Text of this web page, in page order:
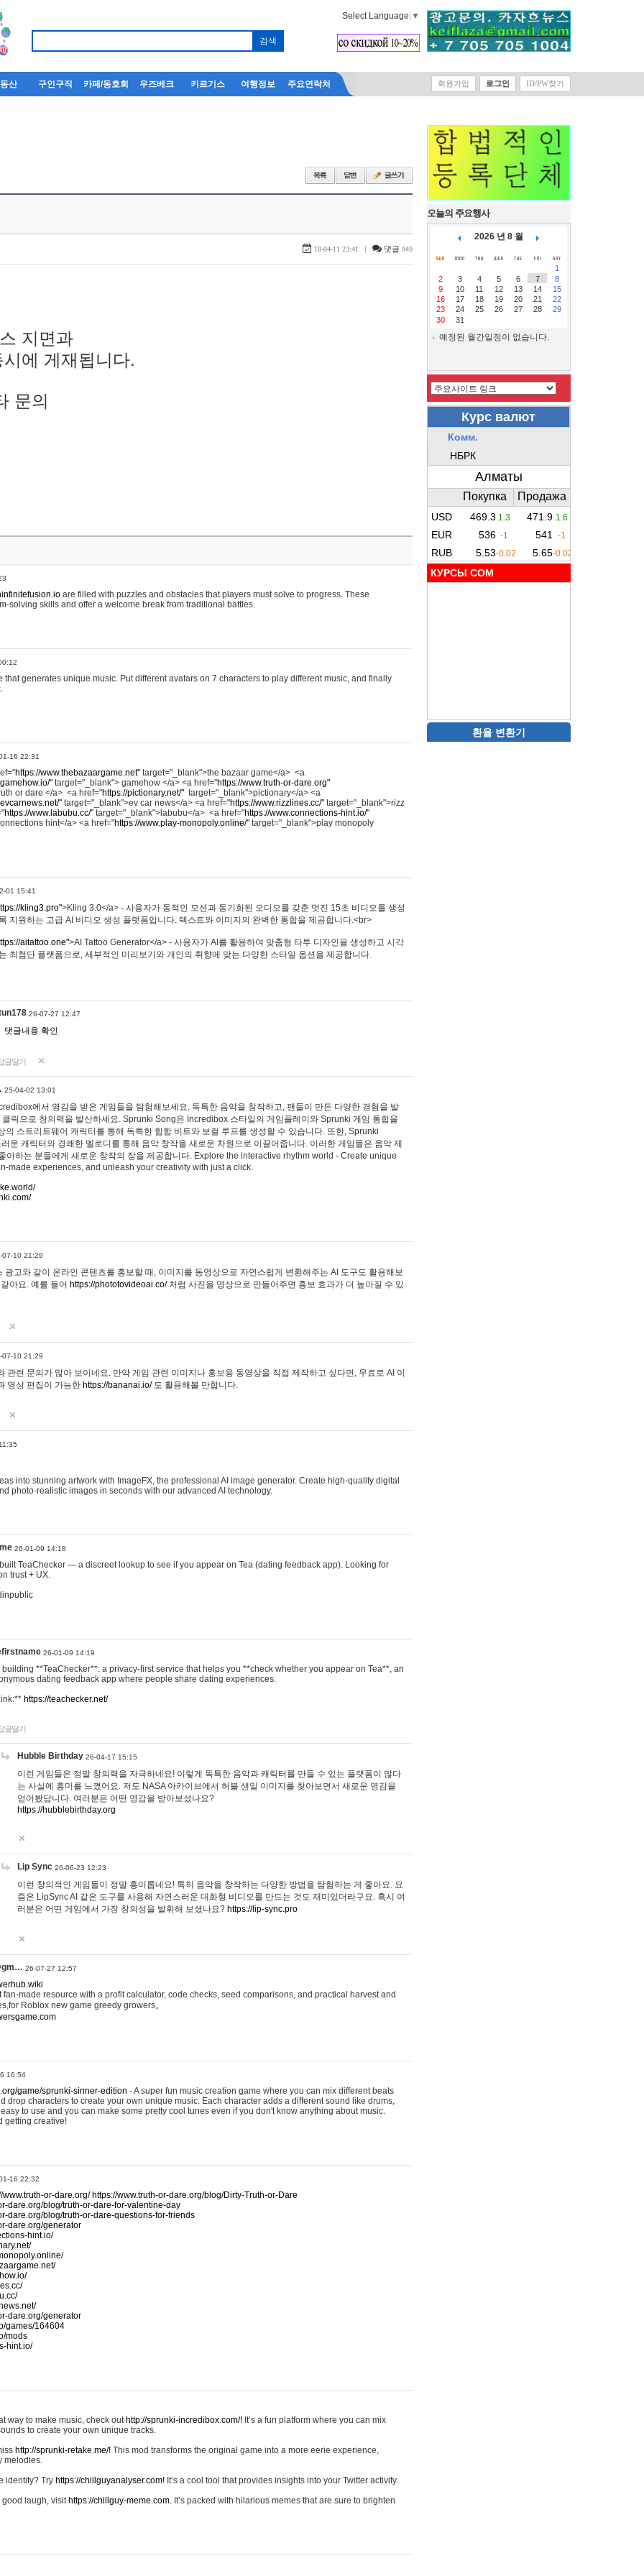
Select Language ▼
산 구인구직 카페/동호회 우즈베크 키르기스 여행정보 주요연락처 회원가입 로그인 ID/PW찾기
18-04-11 23:41 | 댓글 949
지면과
에 게재됩니다.
문의
are filled with puzzles and obstacles that players must solve to progress. These
solving skills and offer a welcome break from traditional battles.
that generates unique music. Put different avatars on 7 characters to play different music, and finally
16 22:31
https://www.thebazaargame.net" target="_blank">the bazaar game</a> <a
" target="_blank"> gamehow </a> <a href="https://www.truth-or-dare.org"
or dare </a> <a href="https://pictionary.net/" target="_blank">pictionary</a> <a
" target="_blank">ev car news</a> <a href="https://www.rizzlines.cc/" target="_blank">rizz
https://www.labubu.cc/" target="_blank">labubu</a> <a href="https://www.connections-hint.io/"
hint</a> <a href="https://www.play-monopoly.online/" target="_blank">play monopoly
01 15:41
kling3.pro">Kling 3.0</a> - 사용자가 동적인 모션과 동기화된 오디오를 갖춘 멋진 15초 비디오를 생성
지원하는 고급 AI 비디오 생성 플랫폼입니다. 텍스트와 이미지의 완벽한 통합을 제공합니다.<br>
aitattoo.one">AI Tattoo Generator</a> - 사용자가 AI를 활용하여 맞춤형 타투 디자인을 생성하고 시각
최첨단 플랫폼으로, 세부적인 미리보기와 개인의 취향에 맞는 다양한 스타일 옵션을 제공합니다.
26-07-27 12:47
댓글내용 확인
글달기
25-04-02 13:01
에서 영감을 받은 게임들을 탐험해보세요. 독특한 음악을 창작하고, 팬들이 만든 다양한 경험을 발
클릭으로 창의력을 발산하세요. Sprunki Song은 Incredibox 스타일의 게임플레이와 Sprunki 게임 통합을
의 스트리트웨어 캐릭터를 통해 독특한 힙합 비트와 보컬 루프를 생성할 수 있습니다. 또한, Sprunki
운 캐릭터와 경쾌한 멜로디를 통해 음악 창작을 새로운 차원으로 이끌어줍니다. 이러한 게임들은 음악 제
아하는 분들에게 새로운 창작의 장을 제공합니다. Explore the interactive rhythm world - Create unique
made experiences, and unleash your creativity with just a click.
07-10 21:29
광고와 같이 온라인 콘텐츠를 홍보할 때, 이미지를 동영상으로 자연스럽게 변환해주는 AI 도구도 활용해보
아요. 예를 들어 https://phototovideoai.co/처럼 사진을 영상으로 만들어주면 홍보 효과가 더 높아질 수 있
07-10 21:29
관련 문의가 많아 보이네요. 만약 게임 관련 이미지나 홍보용 동영상을 직접 제작하고 싶다면, 무료로 AI 이
영상 편집이 가능한 https://bananai.io/도 활용해볼 만합니다.
into stunning artwork with ImageFX, the professional AI image generator. Create high-quality digital
photo-realistic images in seconds with our advanced AI technology.
26-01-09 14:18
TeaChecker — a discreet lookup to see if you appear on Tea (dating feedback app). Looking for
trust + UX.
26-01-09 14:19
building **TeaChecker**: a privacy-first service that helps you **check whether you appear on Tea**, an
dating feedback app where people share dating experiences.
https://teachecker.net/
글달기
Hubble Birthday 26-04-17 15:15
이런 게임들은 정말 창의력을 자극하네요! 이렇게 독특한 음악과 캐릭터를 만들 수 있는 플랫폼이 많다
는 사실에 흥미를 느꼈어요. 저도 NASA 아카이브에서 허블 생일 이미지를 찾아보면서 새로운 영감을
얻어봤답니다. 여러분은 어떤 영감을 받아보셨나요?
https://hubblebirthday.org
Lip Sync 26-06-23 12:23
이런 창의적인 게임들이 정말 흥미롭네요! 특히 음악을 창작하는 다양한 방법을 탐험하는 게 좋아요. 요
즘은 LipSync AI 같은 도구를 사용해 자연스러운 대화형 비디오를 만드는 것도 재미있더라구요. 혹시 여
러분은 어떤 게임에서 가장 창의성을 발휘해 보셨나요? https://lip-sync.pro
26-07-27 12:57
made resource with a profit calculator, code checks, seed comparisons, and practical harvest and
Roblox new game greedy growers。
16:54
game/sprunki-sinner-edition - A super fun music creation game where you can mix different beats
drop characters to create your own unique music. Each character adds a different sound like drums,
to use and you can make some pretty cool tunes even if you don't know anything about music.
getting creative!
16 22:32
www.truth-or-dare.org/ https://www.truth-or-dare.org/blog/Dirty-Truth-or-Dare
dare.org/blog/truth-or-dare-for-valentine-day
dare.org/blog/truth-or-dare-questions-for-friends
dare.org/generator
hint.io/
dare.org/generator
games/164604
mods
hint.io/
way to make music, check out http://sprunki-incredibox.com/! It’s a fun platform where you can mix
to create your own unique tracks.
http://sprunki-retake.me/! This mod transforms the original game into a more eerie experience,
melodies.
identity? Try https://chillguyanalyser.com! It’s a cool tool that provides insights into your Twitter activity.
good laugh, visit https://chillguy-meme.com. It’s packed with hilarious memes that are sure to brighten
오늘의 주요행사
2026 년 8 월
1
2
3 4 5 6 7
8
9
10 11 12 13 14
15
16
17 18 19 20 21
22
23
24 25 26 27 28
29
30
31
예정된 월간일정이 없습니다.
КУРСЫ COM
환율 변환기